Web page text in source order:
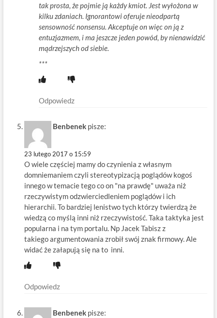
tak prosta, że pojmie ją każdy kmiot. Jest wyłożona w
kilku zdaniach. Ignorantowi oferuje nieodpartą
sensowność nonsensu. Akceptuje on więc on ją z
entuzjazmem, i ma jeszcze jeden powód, by nienawidzić
mądrzejszych od siebie.
***
Odpowiedz
Benbenek pisze:
23 lutego 2017 o 15:59
O wiele częściej mamy do czynienia z własnym
domniemaniem czyli stereotypizacją poglądów kogoś
innego w temacie tego co on "na prawdę" uważa niż
rzeczywistym odzwierciedleniem poglądów i ich
hierarchii. To bardziej lenistwo tych którzy twierdzą że
wiedzą co myślą inni niż rzeczywistość. Taka taktyka jest
popularna i na tym portalu. Np Jacek Tabisz z
takiego argumentowania zrobił swój znak firmowy. Ale
widać że załapują się na to inni.
Odpowiedz
Benbenek pisze: